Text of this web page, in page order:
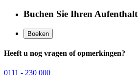
Buchen Sie Ihren Aufenthalt
Boeken
Heeft u nog vragen of opmerkingen?
0111 - 230 000